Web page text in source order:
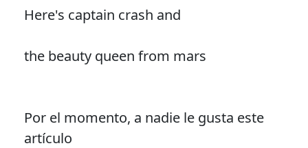
Here's captain crash and
the beauty queen from mars
Por el momento, a nadie le gusta este
artículo